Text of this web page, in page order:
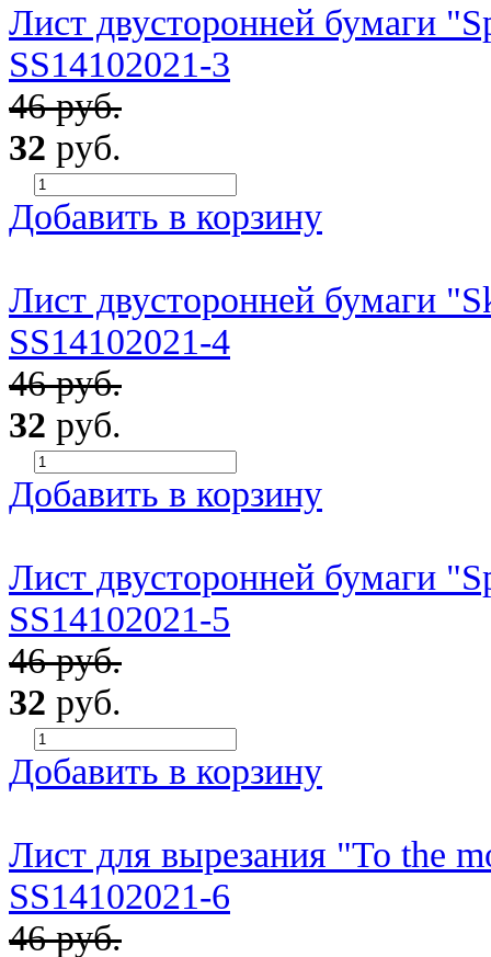
Лист двусторонней бумаги
SS14102021-3
46 руб.
32 руб.
Добавить в корзину
Лист двусторонней бумаги
SS14102021-4
46 руб.
32 руб.
Добавить в корзину
Лист двусторонней бумаги
SS14102021-5
46 руб.
32 руб.
Добавить в корзину
Лист для вырезания "To the
SS14102021-6
46 руб.